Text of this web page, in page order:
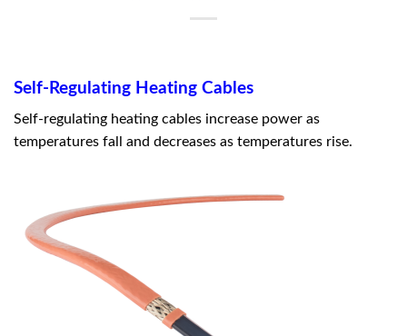
Self-Regulating Heating Cables
Self-regulating heating cables increase power as
temperatures fall and decreases as temperatures rise.